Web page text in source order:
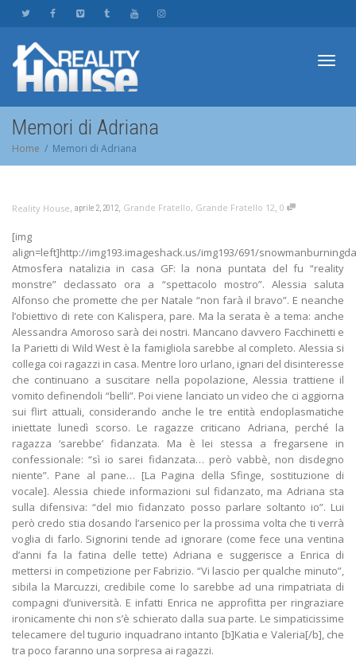
Memori di Adriana
Home Memori di Adriana
Reality House, aprile 2, 2012, Grande Fratello, Grande Fratello 12, 0
[img
align=left]http://img193.imageshack.us/img193/691/
Atmosfera natalizia in casa GF: la nona puntata del fu “reality
monstre” declassato ora a “spettacolo mostro”. Alessia saluta
Alfonso che promette che per Natale “non farà il bravo”. E neanche
l’obiettivo di rete con Kalispera, pare. Ma la serata è a tema: anche
Alessandra Amoroso sarà dei nostri. Mancano davvero Facchinetti e
la Parietti di Wild West è la famigliola sarebbe al completo. Alessia si
collega coi ragazzi in casa. Mentre loro urlano, ignari del disinteresse
che continuano a suscitare nella popolazione, Alessia trattiene il
vomito definendoli “belli”. Poi viene lanciato un video che ci aggiorna
sui flirt attuali, considerando anche le tre entità endoplasmatiche
iniettate lunedì scorso. Le ragazze criticano Adriana, perché la
ragazza ‘sarebbe’ fidanzata. Ma è lei stessa a fregarsene in
confessionale: “sì io sarei fidanzata… però vabbè, non disdegno
niente”. Pane al pane… [La Pagina della Sfinge, sostituzione di
vocale]. Alessia chiede informazioni sul fidanzato, ma Adriana sta
sulla difensiva: “del mio fidanzato posso parlare soltanto io”. Lui
però credo stia dosando l’arsenico per la prossima volta che ti verrà
voglia di farlo. Signorini tende ad ignorare (come fece una ventina
d’anni fa la fatina delle tette) Adriana e suggerisce a Enrica di
mettersi in competizione per Fabrizio. “Vi lascio per qualche minuto”,
sibila la Marcuzzi, credibile come lo sarebbe ad una rimpatriata di
compagni d’università. E infatti Enrica ne approfitta per ringraziare
ironicamente chi non s’è schierato dalla sua parte. Le simpaticissime
telecamere del tugurio inquadrano intanto [b]Katia e Valeria[/b], che
tra poco faranno una sorpresa ai ragazzi.